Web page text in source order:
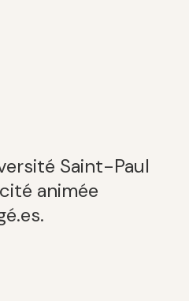
Saint-Paul
animée